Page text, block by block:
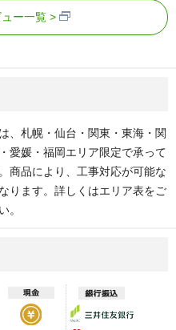
ー一覧
、札幌・仙台・関東・東海・関
愛媛・福岡エリア限定で承って
商品により、工事対応が可能な
ります。詳しくはエリア表をご
。